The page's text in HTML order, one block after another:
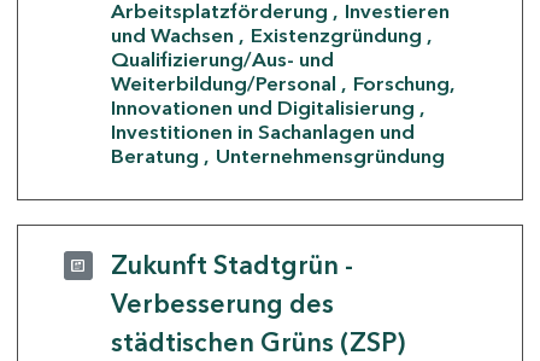
Arbeitsplatzförderung
Investieren
und Wachsen
Existenzgründung
Qualifizierung/Aus- und
Weiterbildung/Personal
Forschung,
Innovationen und Digitalisierung
Investitionen in Sachanlagen und
Beratung
Unternehmensgründung
Zukunft Stadtgrün -
Verbesserung des
städtischen Grüns (ZSP)